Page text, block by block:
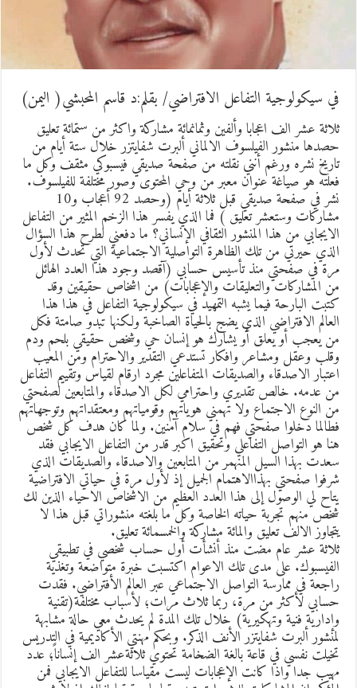
سيكولوجية التفاعل الافتراضي/ بقلم:د قاسم المحبشي( اليمن)
عشر الف اعجابا وألفين وثمانمائة مشاركة واكثر من ستمائة تعليق
منشور الفيلسوف الالماني ألبرت شفايتزر خلال ستة أيام من
نشره ورغم أنني نقلته من صفحة صديقي فيسبوكي مثقف وكل ما
هو صياغة عنوان معبر من وحي المحتوى وصور مختلفة للفيلسوف.
نشر في صفحة صديقي قبل ثلاثة أيام (وحصد 92 أعجاب و10
وستعشر تعليق ) فما الذي يفسر هذا الزخم المثير من التفاعل
من هذا المنشور الثقافي الإنساني؟ ما دفعني لطرح هذا السؤال
حيرتي من تلك الظاهرة التواصلية الاجتماعية التي تحدث لأول
في صفحتي منذ تأسيس حسابي (آقصد وجود هذا العدد الهائل
المشاركات والتعليقات والإعجابات) من اشخاص حقيقين وقد
البارحة فيما يشبه التمهيد في سيكولوجية التفاعل في هذا هذا
الافتراضي الذي يضج بالحياة الصاخبة ولكنها تبدو صامتة فكل
يعجب أو يعلق أو يشارك هو إنسان حي وشخص حقيقي بلحم ودم
وعقل ومشاعر وافكار تستدعي التقدير والاحترام ومن المعيب
الاصدقاء والصديقات المتفاعلين مجرد ارقام لقياس وتقييم التفاعل
عدمه. خالص تقديري واحترامي لكل الاصدقاء والمتابعين لصفحتي
النوع الاجتماع ولا تهمني هوياتهم وقومياتهم ومعتقداتهم وتوجهاتهم
دخلوا صفحتي فهم في سلام آمنين. ولما كان هدف كل شخص
هو التواصل التفاعلي وتحقيق اكبر قدر من التفاعل الايجابي فقد
بهذا السيل المنهمر من المتابعين والاصدقاء والصديقات الذي
صفحتي بهذاالاهتمام الجميل إذ لأول مرة في حياتي الافتراضية
لي الوصول إلى هذا العدد العظيم من الاشخاص الاحياء الذين لك
منهم تجربة حياته الخاصة وكل ما بلغته منشوراتي قبل هذا لا
الالف تعليق والمائة مشاركة والخمسمائة تعليق.
عشر عام مضت منذ أنشأت أول حساب شخصي في تطبيقي
على مدى تلك الاعوام اكتسبت خبرة متواضعة وتغذية
في ممارسة التواصل الاجتماعي عبر العالم الأفتراضي. فقدت
لأكثر من مرة، ربما ثلاث مرات؛ لأسباب مختلفة(تقنية
فنية وتهكيرية) خلال تلك المدة لم يحدث معي حالة مشابهة
ألبرت شفايتزر الأنف الذكر. وبحكم مهنتي الأكاديمية في التدريس
نفسي في قاعة بالغة الضخامة تحتوي ثلاثةعشر الف إنساناً؛ عدد
جدا واذا كانت الإعجابات ليست مقياسا للتفاعل الايجابي فمن